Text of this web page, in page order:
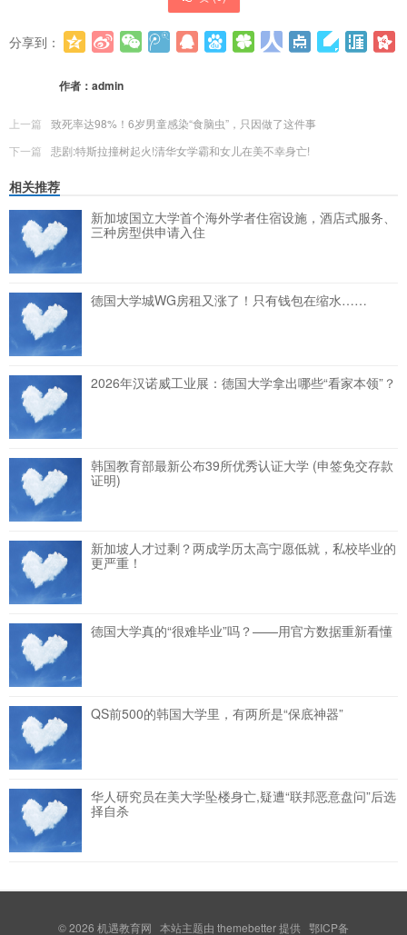
分享到：
作者： admin
上一篇
致死率达98%！6岁男童感染“食脑虫”，只因做了这件事
下一篇
悲剧:特斯拉撞树起火!清华女学霸和女儿在美不幸身亡!
相关推荐
新加坡国立大学首个海外学者住宿设施，酒店式服务、
三种房型供申请入住
德国大学城WG房租又涨了！只有钱包在缩水……
2026年汉诺威工业展：德国大学拿出哪些“看家本领”？
韩国教育部最新公布39所优秀认证大学 (申签免交存款
证明)
新加坡人才过剩？两成学历太高宁愿低就，私校毕业的
更严重！
德国大学真的“很难毕业”吗？——用官方数据重新看懂
QS前500的韩国大学里，有两所是“保底神器”
华人研究员在美大学坠楼身亡,疑遭“联邦恶意盘问”后选
择自杀
© 2026 机遇教育网 本站主题由 themebetter提供 鄂ICP备